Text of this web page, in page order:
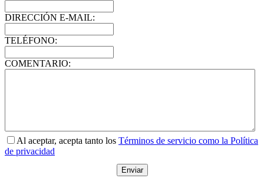
DIRECCIÓN E-MAIL:
TELÉFONO:
COMENTARIO:
Al aceptar, acepta tanto los Términos de servicio como la Política
de privacidad